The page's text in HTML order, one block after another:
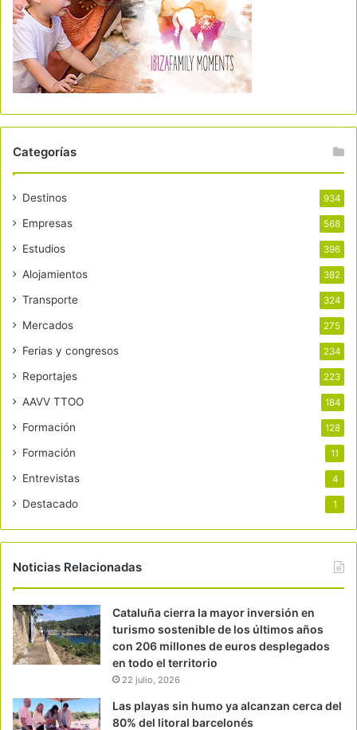
Categorías
Destinos 934
Empresas 568
Estudios 396
Alojamientos 382
Transporte 324
Mercados 275
Ferias y congresos 234
Reportajes 223
AAVV TTOO 184
Formación 128
Formación 11
Entrevistas 4
Destacado 1
Noticias Relacionadas
Cataluña cierra la mayor inversión en
turismo sostenible de los últimos años
con 206 millones de euros desplegados
en todo el territorio
22 julio, 2026
Las playas sin humo ya alcanzan cerca del
80% del litoral barcelonés